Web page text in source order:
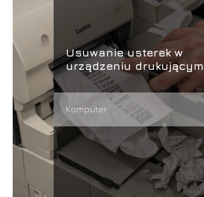
Usuwanie usterek w
urządzeniu drukującym
Komputer